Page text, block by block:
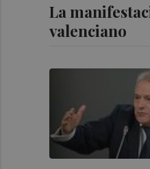
La
valenciano